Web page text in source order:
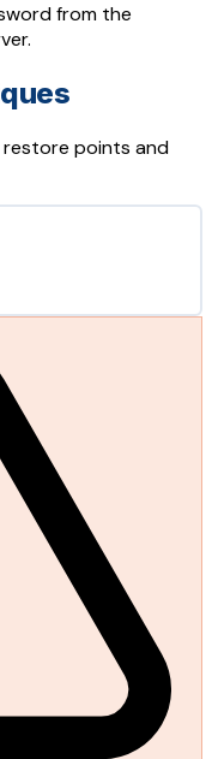
from the
points and